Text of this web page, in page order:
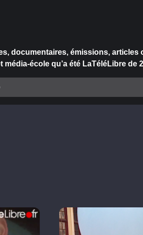
documentaires, émissions,
média-école qu’a été LaTéléLibre de